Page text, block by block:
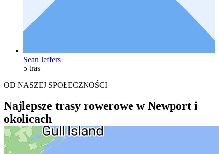
Sean Jeffers
5 tras
OD NASZEJ SPOŁECZNOŚCI
Najlepsze trasy rowerowe w Newport i
okolicach